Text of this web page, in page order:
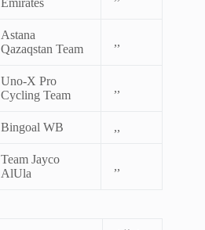
Astana
Qazaqstan Team
,,
Uno-X Pro
Cycling Team
,,
Bingoal WB ,,
Team Jayco
AlUla
,,